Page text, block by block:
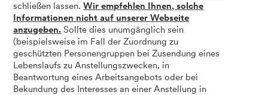
schließen lassen.Wir empfehlen Ihnen, solche
Informationen nicht auf unserer Webseite
anzugeben. Sollte dies unumgänglich sein
(beispielsweise im Fall der Zuordnung zu
geschützten Personengruppen bei Zusendung eines
Lebenslaufs zu Anstellungszwecken, in
Beantwortung eines Arbeitsangebots oder bei
Bekundung des Interesses an einer Anstellung in